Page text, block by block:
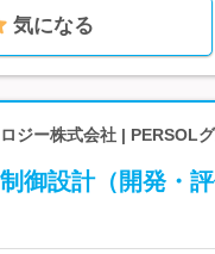
気になる
ジー株式会社 | PERSOL
御設計（開発・